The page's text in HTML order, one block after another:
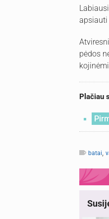
apsiauti
pėdos
Plačiau
batai,